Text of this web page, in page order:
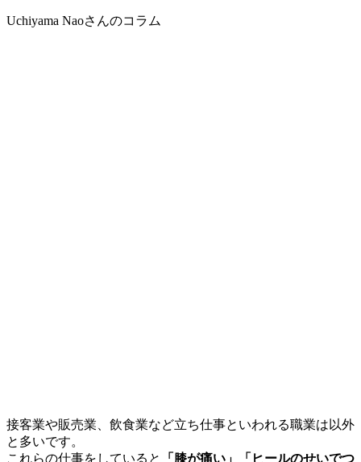
Uchiyama Naoさんのコラム
接客業や販売業、飲食業など立ち仕事といわれる職業は以外
と多いです。
これらの仕事をしていると
「膝が痛い」「ヒールのせいでつ